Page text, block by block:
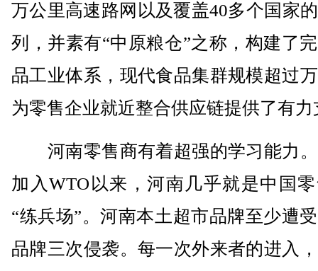
万公里高速路网以及覆盖40多个国家
列，并素有“中原粮仓”之称，构建了
品工业体系，现代食品集群规模超过
为零售企业就近整合供应链提供了有力
河南零售商有着超强的学习能力
加入WTO以来，河南几乎就是中国
“练兵场”。河南本土超市品牌至少遭
品牌三次侵袭。每一次外来者的进入